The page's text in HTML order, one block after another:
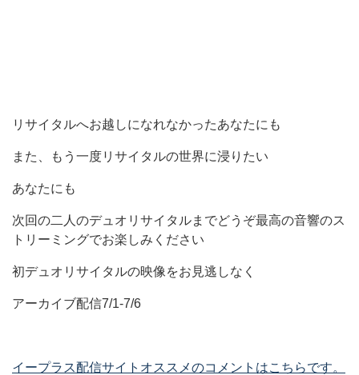
リサイタルへお越しになれなかったあなたにも
また、もう一度リサイタルの世界に浸りたい
あなたにも
次回の二人のデュオリサイタルまでどうぞ最高の音響のス
トリーミングでお楽しみください
初デュオリサイタルの映像をお見逃しなく
アーカイブ配信7/1-7/6
イープラス配信サイトオススメのコメントはこちらです。